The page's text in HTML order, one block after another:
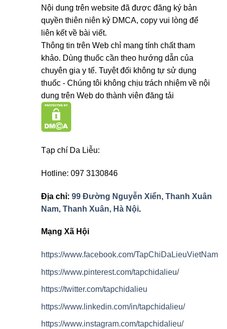
Nội dung trên website đã được đăng ký bản
quyền thiên niên kỷ DMCA, copy vui lòng để
liên kết về bài viết.
Thông tin trên Web chỉ mang tính chất tham
khảo. Dùng thuốc cần theo hướng dẫn của
chuyên gia y tế. Tuyệt đối không tự sử dụng
thuốc - Chúng tôi không chịu trách nhiệm về nội
dung trên Web do thành viên đăng tải
Tạp chí Da Liễu:
Hotline: 097 3130846
Địa chỉ: 99 Đường Nguyễn Xiển, Thanh Xuân
Nam, Thanh Xuân, Hà Nội.
Mạng Xã Hội
https://www.facebook.com/TapChiDaLieuVietNam
https://www.pinterest.com/tapchidalieu/
https://twitter.com/tapchidalieu
https://www.linkedin.com/in/tapchidalieu/
https://www.instagram.com/tapchidalieu/